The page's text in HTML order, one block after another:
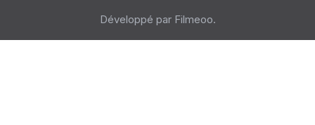
Développé par Filmeoo.